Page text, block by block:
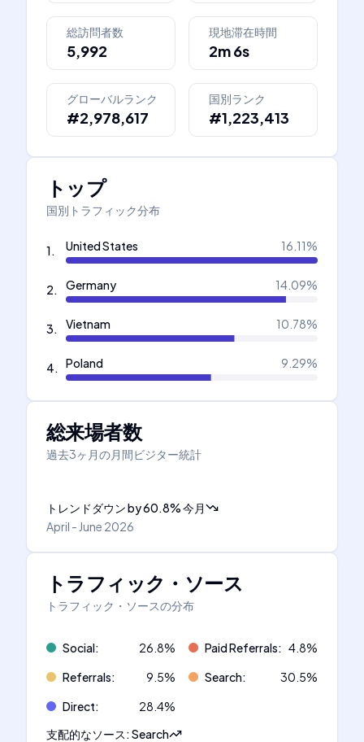
総訪問者数
5,992
現地滞在時間
2m 6s
グローバルランク
#2,978,617
国別ランク
#1,223,413
トップ
国別トラフィック分布
1. United States 16.11%
2. Germany 14.09%
3. Vietnam 10.78%
4. Poland 9.29%
総来場者数
過去3ヶ月の月間ビジター統計
トレンドダウンby60.8%今月
April - June 2026
トラフィック・ソース
トラフィック・ソースの分布
Social: 26.8% Paid Referrals: 4.8%
Referrals: 9.5% Search: 30.5%
Direct: 28.4%
支配的なソース:Search